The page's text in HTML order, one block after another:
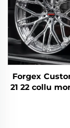
Forgex
21 22 collu